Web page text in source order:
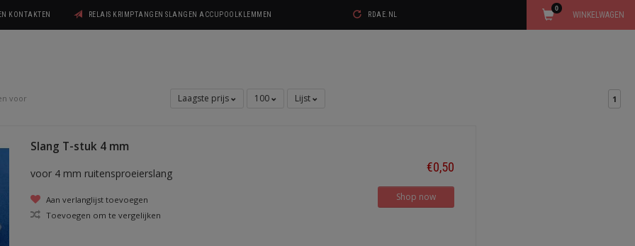
KONTAKTEN RELAIS KRIMPTANGEN SLANGEN ACCUPOOLKLEMMEN RDAE.NL WINKELWAGEN
0
voor Laagste prijs 100 Lijst 1
Slang T-stuk 4 mm
voor 4 mm ruitensproeierslang
Aan verlanglijst toevoegen
Toevoegen om te vergelijken
€0,50
Shop now